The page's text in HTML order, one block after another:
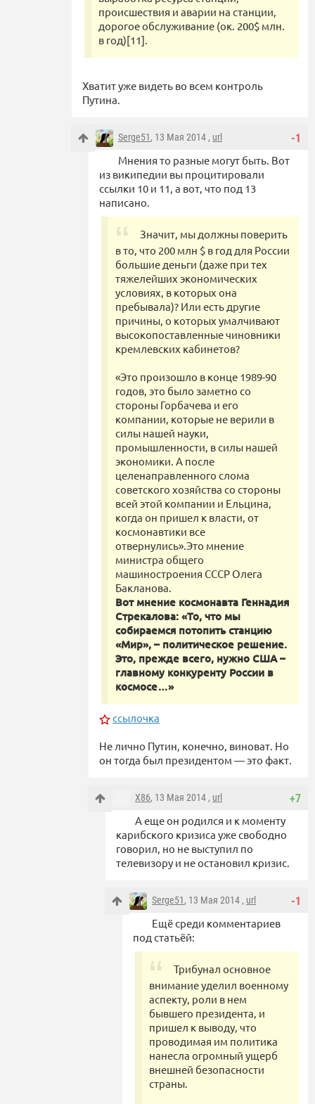
происшествия и аварии на станции,
дорогое обслуживание (ок. 200$ млн.
в год)[11].
Хватит уже видеть во всем контроль
Путина.
-1
Serge51, 13 Мая 2014 , url
Мнения то разные могут быть. Вот
из википедии вы процитировали
ссылки 10 и 11, а вот, что под 13
написано.
Значит, мы должны поверить
в то, что 200 млн $ в год для России
большие деньги (даже при тех
тяжелейших экономических
условиях, в которых она
пребывала)? Или есть другие
причины, о которых умалчивают
высокопоставленные чиновники
кремлевских кaбинетов?
«Это произошло в конце 1989-90
годов, это было заметно со
стороны Горбачева и его
компании, которые не верили в
силы нашей науки,
промышленности, в силы нашей
экономики. А после
целенаправленного слома
советского хозяйства со стороны
всей этой компании и Ельцина,
когда он пришел к власти, от
космонавтики все
отвернулись».Это мнение
министра общего
машиностроения СССР Олега
Бакланова.
Вот мнение космонавта Геннадия
Стрекалова: «То, что мы
собираемся потопить станцию
«Мир», – политическое решение.
Это, прежде всего, нужно США –
главному конкуренту России в
космосе…»
ссылочка
Не лично Путин, конечно, виноват. Но
он тогда был президентом — это факт.
+7
X86, 13 Мая 2014 , url
А еще он родился и к моменту
карибского кризиса уже свободно
говорил, но не выступил по
телевизору и не остановил кризис.
-1
Serge51, 13 Мая 2014 , url
Ещё среди комментариев
под статьёй:
Трибунал основное
внимание уделил военному
аспекту, роли в нем
бывшего президента, и
пришел к выводу, что
проводимая им политика
нанесла огромный ущерб
внешней безопасности
страны.